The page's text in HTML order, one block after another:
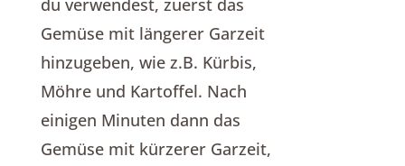
du verwendest, zuerst das
Gemüse mit längerer Garzeit
hinzugeben, wie z.B. Kürbis,
Möhre und Kartoffel. Nach
einigen Minuten dann das
Gemüse mit kürzerer Garzeit,